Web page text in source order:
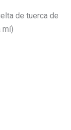
de tuerca de
mí)